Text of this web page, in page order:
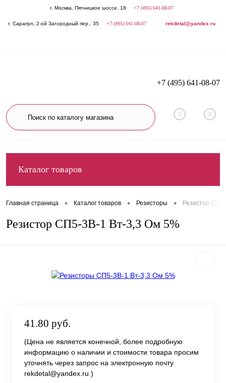
г. Москва, Пятницкое шоссе, 18 +7 (495) 641-08-07
г. Сарапул, 2-ой Загородный пер., 35 +7 (495) 641-08-07 rekdetal@yandex.ru
+7 (495) 641-08-07
0 0
Каталог товаров
Главная страница • Каталог товаров • Резисторы • Резистор
Резистор СП5-3В-1 Вт-3,3 Ом 5%
41.80 руб.
(Цена не является конечной, более подробную
информацию о наличии и стоимости товара просим
уточнять через запрос на электронную почту
rekdetal@yandex.ru )